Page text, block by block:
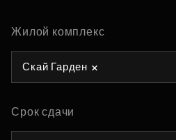
Жилой комплекс
Скай Гарден
Срок сдачи